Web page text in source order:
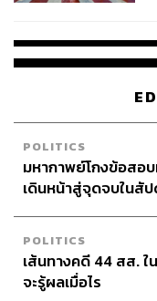
POLITICS
มหากาพย์โกงข้อสอ
เดินหน้าสู่จุดจบในสั
POLITICS
เส้นทางคดี 44 สส.
จะรู้ผลเมื่อไร